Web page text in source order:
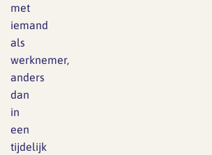
met
iemand
als
werknemer,
anders
dan
in
een
tijdelijk